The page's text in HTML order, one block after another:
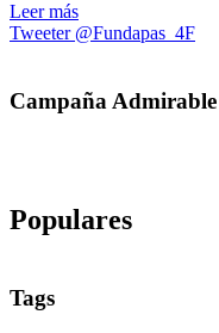
Leer más
Tweeter @Fundapas_4F
Campaña Admirable
Populares
Tags